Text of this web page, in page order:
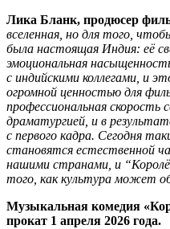
Лика Бланк, продюсер
вселенная, но для того,
была настоящая Индия: её
эмоциональная
с индийскими коллегами, и
огромной ценностью для
профессиональная
драматургией, и в
с первого кадра. Сегодня
становятся естественной
нашими странами, и
того, как культура может
Музыкальная комедия
прокат 1 апреля 2026 года.